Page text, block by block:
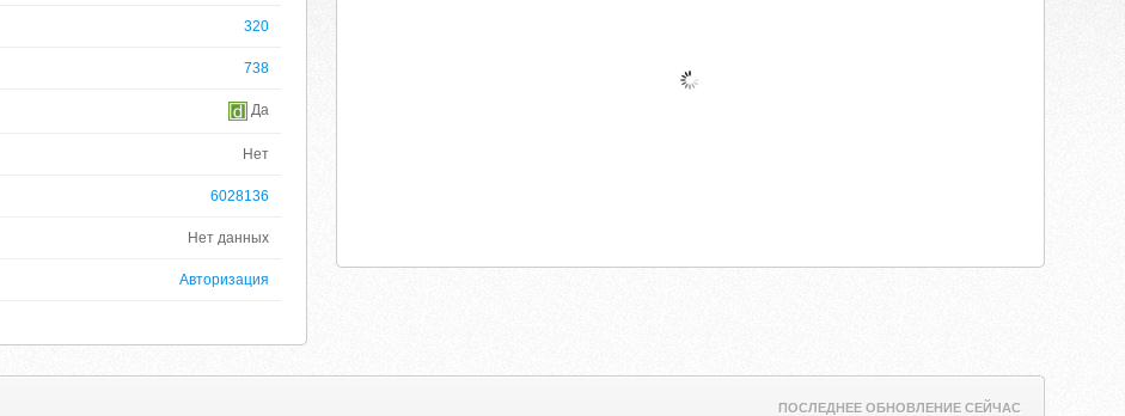
320
738
Да
Нет
6028136
Нет данных
Авторизация
ПОСЛЕДНЕЕ ОБНОВЛЕНИЕ СЕЙЧАС